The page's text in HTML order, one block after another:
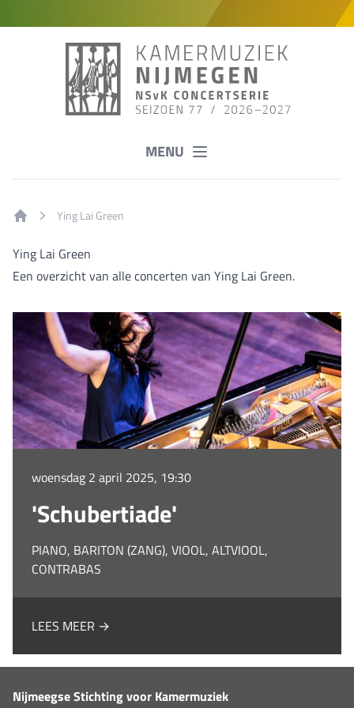
MENU
Ying Lai Green
Ying Lai Green
Een overzicht van alle concerten van Ying Lai Green.
woensdag 2 april 2025, 19:30
'Schubertiade'
PIANO, BARITON (ZANG), VIOOL, ALTVIOOL,
CONTRABAS
LEES MEER →
Nijmeegse Stichting voor Kamermuziek